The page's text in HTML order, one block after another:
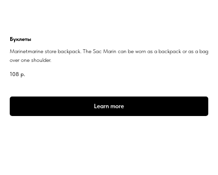
Буклеты
Marinetmarine store backpack. The Sac Marin can be worn as a backpack or as a bag
over one shoulder.
108 р.
Learn more